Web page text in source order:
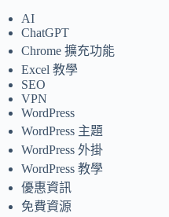
AI
ChatGPT
Chrome 擴充功能
Excel 教學
SEO
VPN
WordPress
WordPress 主題
WordPress 外掛
WordPress 教學
優惠資訊
免費資源